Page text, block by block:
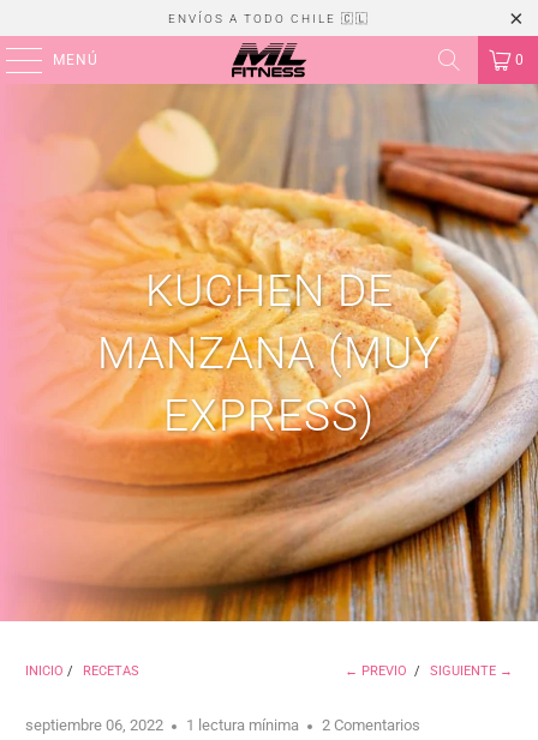
ENVÍOS A TODO CHILE 🇨🇱
MENÚ 0
KUCHEN DE
MANZANA (MUY
EXPRESS)
INICIO / RECETAS ← PREVIO / SIGUIENTE →
septiembre 06, 2022 1 lectura mínima 2 Comentarios